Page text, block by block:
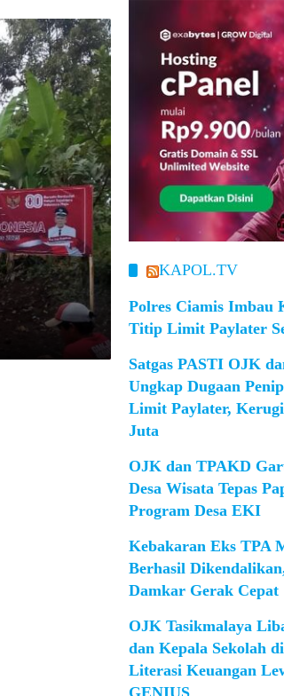
KAPOL.TV
Polres Ciamis Imbau
Titip Limit Paylater
Satgas PASTI OJK
Ungkap Dugaan
Limit Paylater,
Juta
OJK dan TPAKD
Desa Wisata Tepas
Program Desa EKI
Kebakaran Eks TPA
Berhasil
Damkar Gerak Cepat
OJK Tasikmalaya
dan Kepala Sekolah
Literasi Keuangan
GENIUS